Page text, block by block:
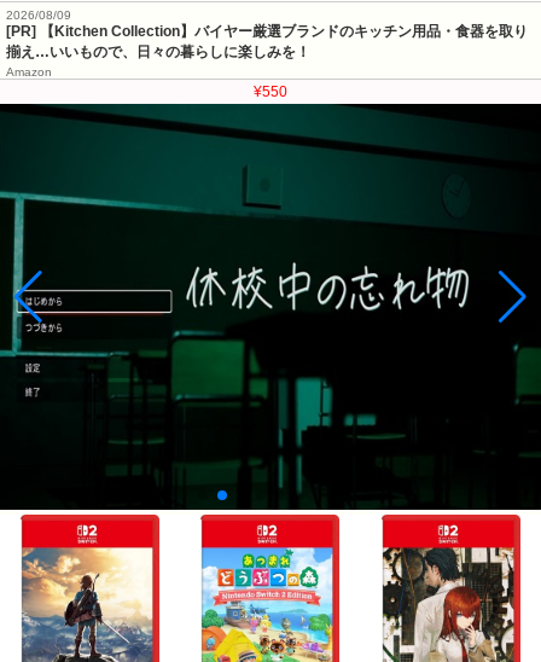
2026/08/09
[PR] 【Kitchen Collection】バイヤー厳選ブランドのキッチン用品・食器を取り
揃え…いいもので、日々の暮らしに楽しみを！
Amazon
¥550